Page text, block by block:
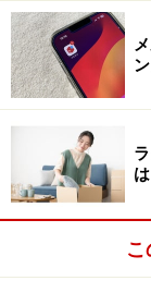
必要になります
きに同封する
ためにも必要な
各種健康保険
ょう（一部、
きるサービス
1．